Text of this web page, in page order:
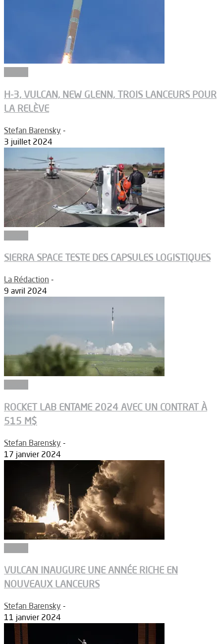
H-3, VULCAN, NEW GLENN, TROIS LANCEURS POUR
LA RELÈVE
Stefan Barensky -
3 juillet 2024
SIERRA SPACE TESTE DES CAPSULES LOGISTIQUES
La Rédaction -
9 avril 2024
ROCKET LAB ENTAME 2024 AVEC UN CONTRAT À
515 M$
Stefan Barensky -
17 janvier 2024
VULCAN INAUGURE UNE ANNÉE RICHE EN
NOUVEAUX LANCEURS
Stefan Barensky -
11 janvier 2024